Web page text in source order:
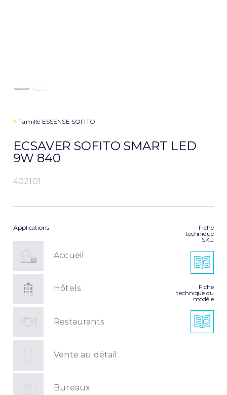
> Famille ESSENSE SOFITO
ECSAVER SOFITO SMART LED
9W 840
402101
Applications
Accueil
Hôtels
Restaurants
Vente au détail
Bureaux
Fiche
technique
SKU
Fiche
technique du
modèle